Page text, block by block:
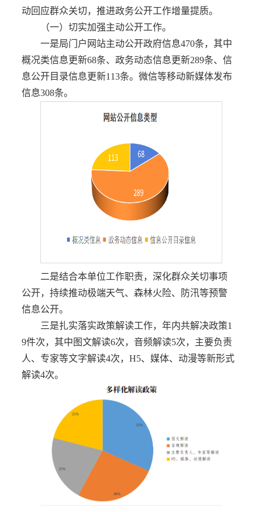
动回应群众关切，推进政务公开工作增量提质。
（一）切实加强主动公开工作。
一是局门户网站主动公开政府信息470条，其中
概况类信息更新68条、政务动态信息更新289条、信
息公开目录信息更新113条。微信等移动新媒体发布
信息308条。
二是结合本单位工作职责，深化群众关切事项
公开，持续推动极端天气、森林火险、防汛等预警
信息公开。
三是扎实落实政策解读工作，年内共解决政策1
9件次，其中图文解读6次，音频解读5次，主要负责
人、专家等文字解读4次，H5、媒体、动漫等新形式
解读4次。